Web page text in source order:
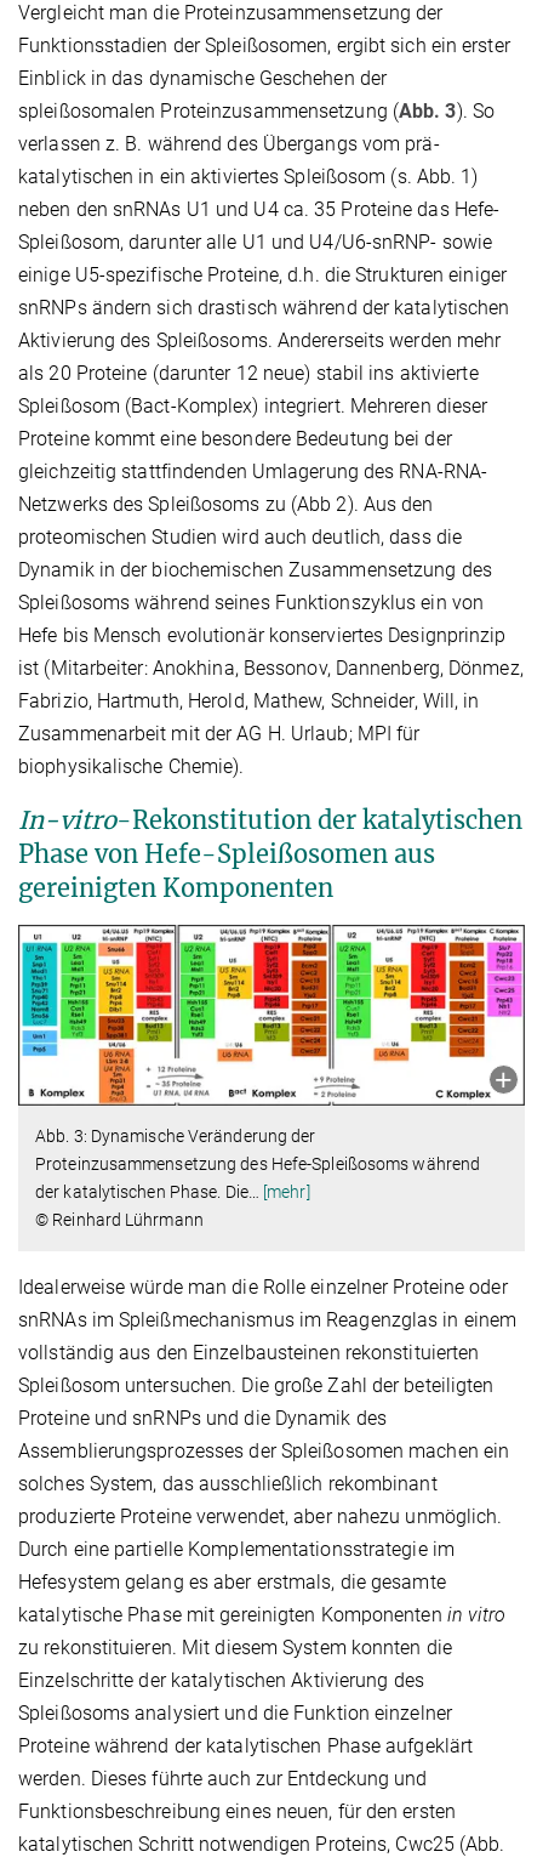
Vergleicht man die Proteinzusammensetzung der
Funktionsstadien der Spleißosomen, ergibt sich ein erster
Einblick in das dynamische Geschehen der
spleißosomalen Proteinzusammensetzung (Abb. 3). So
verlassen z. B. während des Übergangs vom prä-
katalytischen in ein aktiviertes Spleißosom (s. Abb. 1)
neben den snRNAs U1 und U4 ca. 35 Proteine das Hefe-
Spleißosom, darunter alle U1 und U4/U6-snRNP- sowie
einige U5-spezifische Proteine, d.h. die Strukturen einiger
snRNPs ändern sich drastisch während der katalytischen
Aktivierung des Spleißosoms. Andererseits werden mehr
als 20 Proteine (darunter 12 neue) stabil ins aktivierte
Spleißosom (Bact-Komplex) integriert. Mehreren dieser
Proteine kommt eine besondere Bedeutung bei der
gleichzeitig stattfindenden Umlagerung des RNA-RNA-
Netzwerks des Spleißosoms zu (Abb 2). Aus den
proteomischen Studien wird auch deutlich, dass die
Dynamik in der biochemischen Zusammensetzung des
Spleißosoms während seines Funktionszyklus ein von
Hefe bis Mensch evolutionär konserviertes Designprinzip
ist (Mitarbeiter: Anokhina, Bessonov, Dannenberg, Dönmez,
Fabrizio, Hartmuth, Herold, Mathew, Schneider, Will, in
Zusammenarbeit mit der AG H. Urlaub; MPI für
biophysikalische Chemie).
In-vitro-Rekonstitution der katalytischen
Phase von Hefe-Spleißosomen aus
gereinigten Komponenten
Abb. 3: Dynamische Veränderung der
Proteinzusammensetzung des Hefe-Spleißosoms während
der katalytischen Phase. Die… [mehr]
© Reinhard Lührmann
Idealerweise würde man die Rolle einzelner Proteine oder
snRNAs im Spleißmechanismus im Reagenzglas in einem
vollständig aus den Einzelbausteinen rekonstituierten
Spleißosom untersuchen. Die große Zahl der beteiligten
Proteine und snRNPs und die Dynamik des
Assemblierungsprozesses der Spleißosomen machen ein
solches System, das ausschließlich rekombinant
produzierte Proteine verwendet, aber nahezu unmöglich.
Durch eine partielle Komplementationsstrategie im
Hefesystem gelang es aber erstmals, die gesamte
katalytische Phase mit gereinigten Komponenten in vitro
zu rekonstituieren. Mit diesem System konnten die
Einzelschritte der katalytischen Aktivierung des
Spleißosoms analysiert und die Funktion einzelner
Proteine während der katalytischen Phase aufgeklärt
werden. Dieses führte auch zur Entdeckung und
Funktionsbeschreibung eines neuen, für den ersten
katalytischen Schritt notwendigen Proteins, Cwc25 (Abb.